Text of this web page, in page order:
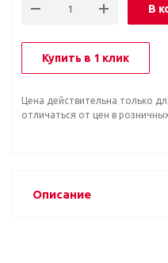
В
Купить в 1 клик
Цена действительна только
отличаться от цен в
Описание